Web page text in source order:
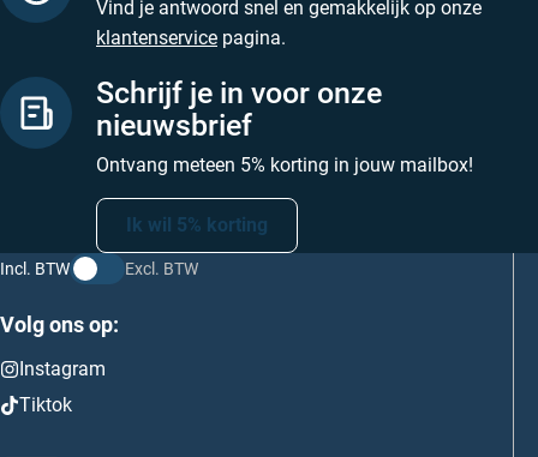
Vind je antwoord snel en gemakkelijk op onze
klantenservice pagina.
Schrijf je in voor onze
nieuwsbrief
Ontvang meteen 5% korting in jouw mailbox!
Ik wil 5% korting
Incl. BTW Excl. BTW
Volg ons op:
Instagram
Tiktok